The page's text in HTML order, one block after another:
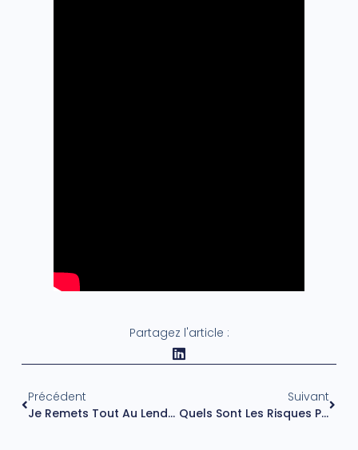
Partagez l'article :
Précédent
Je Remets Tout Au Lendemain : Comment Arrêter De Procrastiner ?
Suivant
Quels Sont Les Risques Psychosociaux Et Comment Les Prévenir ?